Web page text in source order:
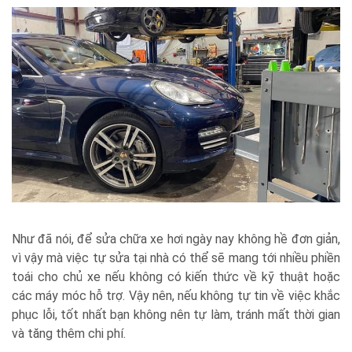
Như đã nói, để sửa chữa xe hơi ngày nay không hề đơn giản,
vì vậy mà việc tự sửa tại nhà có thể sẽ mang tới nhiều phiền
toái cho chủ xe nếu không có kiến thức về kỹ thuật hoặc
các máy móc hỗ trợ. Vậy nên, nếu không tự tin về việc khắc
phục lỗi, tốt nhất bạn không nên tự làm, tránh mất thời gian
và tăng thêm chi phí.